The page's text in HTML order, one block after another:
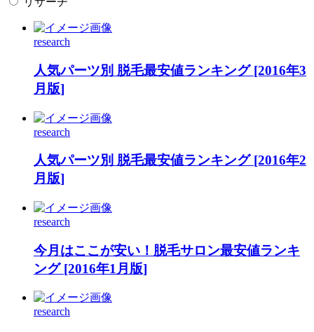
research
人気パーツ別 脱毛最安値ランキング [2016年3
月版]
research
人気パーツ別 脱毛最安値ランキング [2016年2
月版]
research
今月はここが安い！脱毛サロン最安値ランキ
ング [2016年1月版]
research